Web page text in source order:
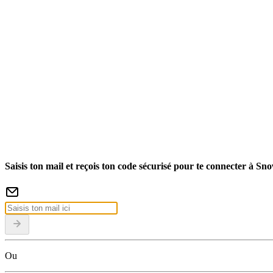
Saisis ton mail et reçois ton code sécurisé pour te connecter à
Ou